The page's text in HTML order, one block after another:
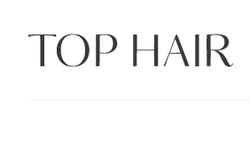
Inhalt
springen